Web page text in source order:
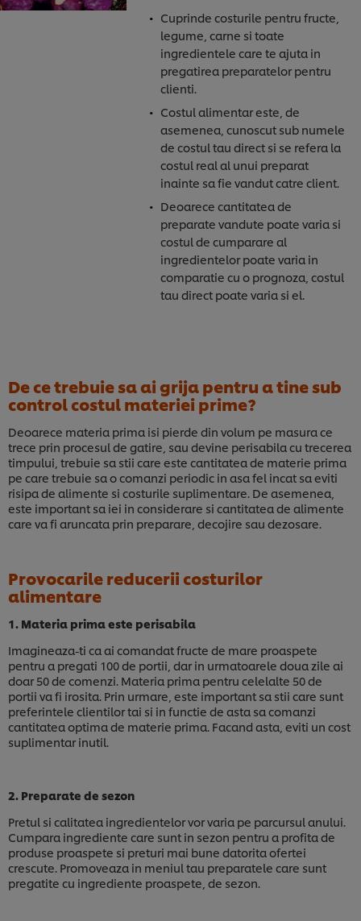
Cuprinde costurile pentru fructe,
legume, carne si toate
ingredientele care te ajuta in
pregatirea preparatelor pentru
clienti.
Costul alimentar este, de
asemenea, cunoscut sub numele
de costul tau direct si se refera la
costul real al unui preparat
inainte sa fie vandut catre client.
Deoarece cantitatea de
preparate vandute poate varia si
costul de cumparare al
ingredientelor poate varia in
comparatie cu o prognoza, costul
tau direct poate varia si el.
De ce trebuie sa ai grija pentru a tine sub
control costul materiei prime?
Deoarece materia prima isi pierde din volum pe masura ce
trece prin procesul de gatire, sau devine perisabila cu trecerea
timpului, trebuie sa stii care este cantitatea de materie prima
pe care trebuie sa o comanzi periodic in asa fel incat sa eviti
risipa de alimente si costurile suplimentare. De asemenea,
este important sa iei in considerare si cantitatea de alimente
care va fi aruncata prin preparare, decojire sau dezosare.
Provocarile reducerii costurilor
alimentare
1. Materia prima este perisabila
Imagineaza-ti ca ai comandat fructe de mare proaspete
pentru a pregati 100 de portii, dar in urmatoarele doua zile ai
doar 50 de comenzi. Materia prima pentru celelalte 50 de
portii va fi irosita. Prin urmare, este important sa stii care sunt
preferintele clientilor tai si in functie de asta sa comanzi
cantitatea optima de materie prima. Facand asta, eviti un cost
suplimentar inutil.
2. Preparate de sezon
Pretul si calitatea ingredientelor vor varia pe parcursul anului.
Cumpara ingrediente care sunt in sezon pentru a profita de
produse proaspete si preturi mai bune datorita ofertei
crescute. Promoveaza in meniul tau preparatele care sunt
pregatite cu ingrediente proaspete, de sezon.
Noi utilizăm module cookies (și tehnici similare) pentru
a îmbunătăți experiența ta pe site-ul nostru. Modulele